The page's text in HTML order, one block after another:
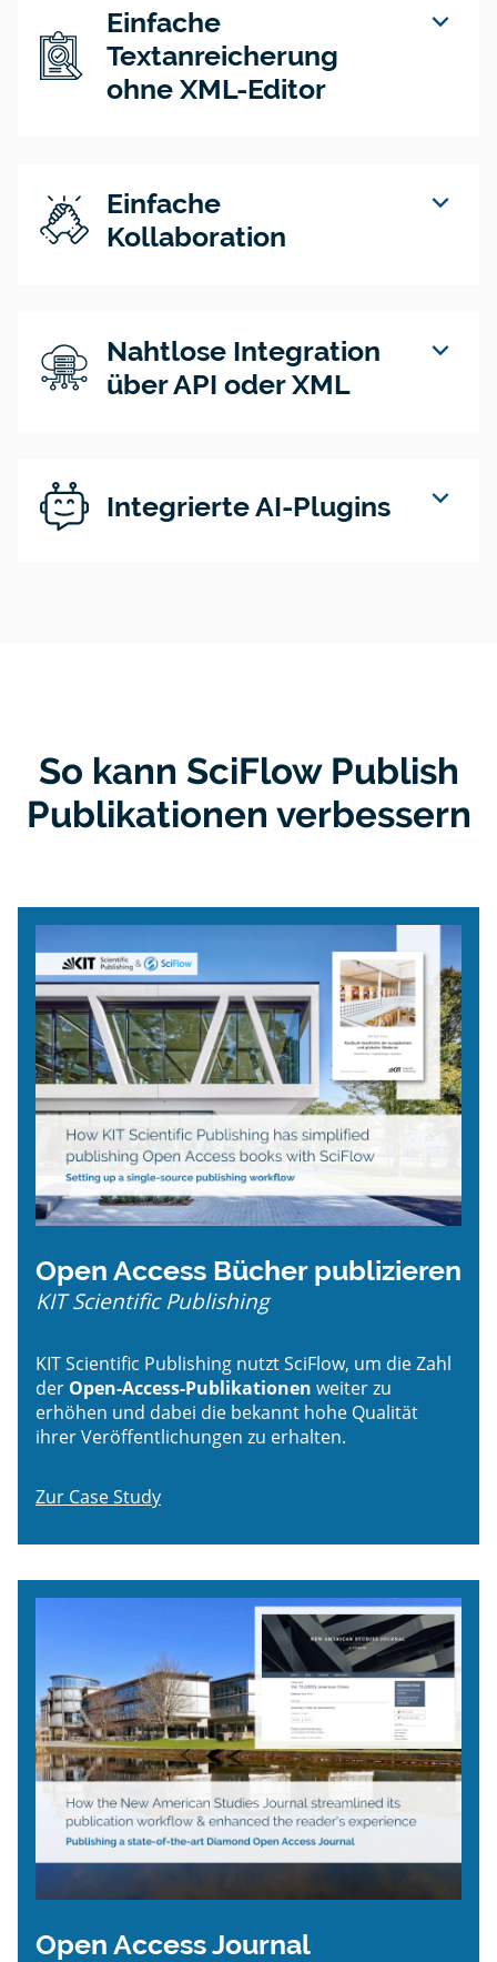
expand_more
Einfache
Textanreicherung
ohne XML-Editor
expand_more
Einfache
Kollaboration
expand_more
Nahtlose Integration
über API oder XML
expand_more
Integrierte AI-Plugins
So kann SciFlow Publish
Publikationen verbessern
Open Access Bücher publizieren
KIT Scientific Publishing
KIT Scientific Publishing nutzt SciFlow, um die Zahl
der Open-Access-Publikationen weiter zu
erhöhen und dabei die bekannt hohe Qualität
ihrer Veröffentlichungen zu erhalten.
Zur Case Study
Open Access Journal